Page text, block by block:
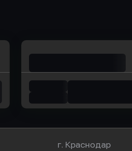
г. Краснодар